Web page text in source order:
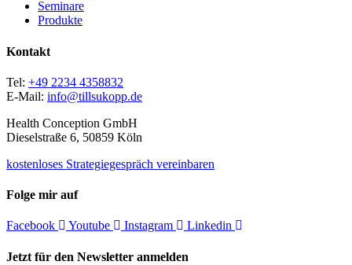
Seminare
Produkte
Kontakt
Tel: +49 2234 4358832
E-Mail: info@tillsukopp.de
Health Conception GmbH
Dieselstraße 6, 50859 Köln
kostenloses Strategiegespräch vereinbaren
Folge mir auf
Facebook Youtube Instagram Linkedin
Jetzt für den Newsletter anmelden